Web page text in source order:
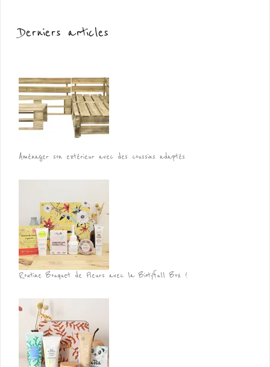
Derniers articles
Aménager son extérieur avec des coussins adaptés
Routine Bouquet de Fleurs avec la Biotyfull Box !